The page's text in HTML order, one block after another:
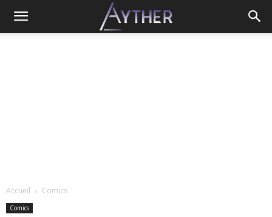
Accueil Comics
Comics